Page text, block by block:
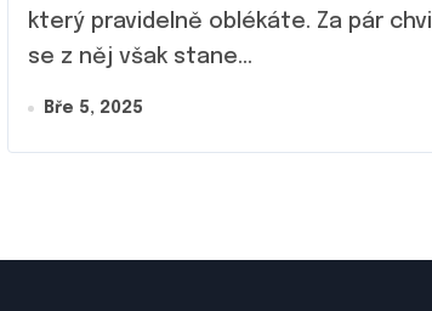
který pravidelně oblékáte. Za pár chvil
se z něj však stane...
Bře 5, 2025